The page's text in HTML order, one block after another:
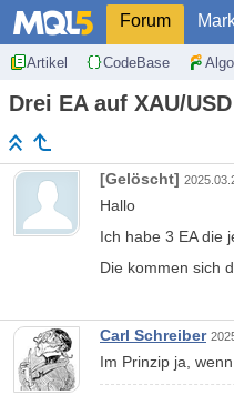
Forum
Artikel CodeBase
Drei EA auf XAU/USD
[Gelöscht]
Hallo
Ich habe 3 EA die
Die kommen sich
Carl Schreiber
Im Prinzip ja,